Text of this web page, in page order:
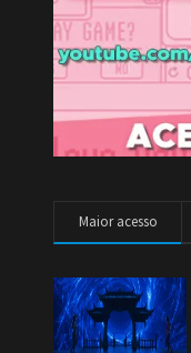
Maior acesso